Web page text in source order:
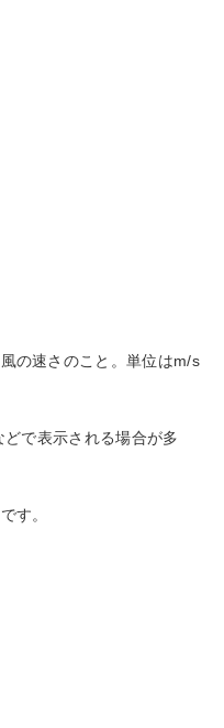
の速さのこと。単位はm/s
で表示される場合が多
す。